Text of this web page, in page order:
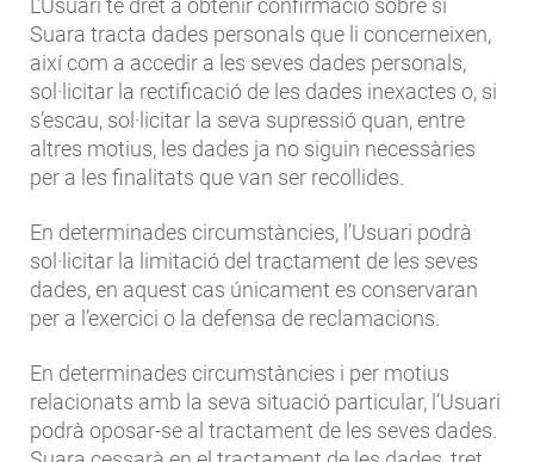
Suara tracta dades personals que li concerneixen,
així com a accedir a les seves dades personals,
sol·licitar la rectificació de les dades inexactes o, si
s’escau, sol·licitar la seva supressió quan, entre
altres motius, les dades ja no siguin necessàries
per a les finalitats que van ser recollides.
En determinades circumstàncies, l’Usuari podrà
sol·licitar la limitació del tractament de les seves
dades, en aquest cas únicament es conservaran
per a l’exercici o la defensa de reclamacions.
En determinades circumstàncies i per motius
relacionats amb la seva situació particular, l’Usuari
podrà oposar-se al tractament de les seves dades.